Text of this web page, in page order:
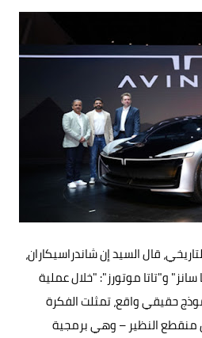
قال السيد إن شاندراسيكاران،
و"تاتا موتورز": "خلال عملية
حقيقي واقع، تمثلت الفكرة
منقطع النظير – وهي برمجية